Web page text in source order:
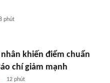
phút
nhân khiến điểm chuẩn
chí giảm mạnh
12 phút